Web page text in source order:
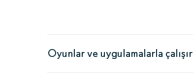
Oyunlar ve uygulamalarla çalışır